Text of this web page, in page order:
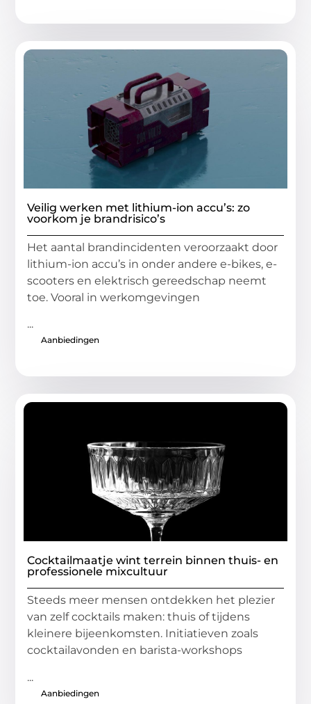
Veilig werken met lithium-ion accu’s: zo
voorkom je brandrisico’s
Het aantal brandincidenten veroorzaakt door
lithium-ion accu’s in onder andere e-bikes, e-
scooters en elektrisch gereedschap neemt
toe. Vooral in werkomgevingen
...
Aanbiedingen
Cocktailmaatje wint terrein binnen thuis- en
professionele mixcultuur
Steeds meer mensen ontdekken het plezier
van zelf cocktails maken: thuis of tijdens
kleinere bijeenkomsten. Initiatieven zoals
cocktailavonden en barista-workshops
...
Aanbiedingen